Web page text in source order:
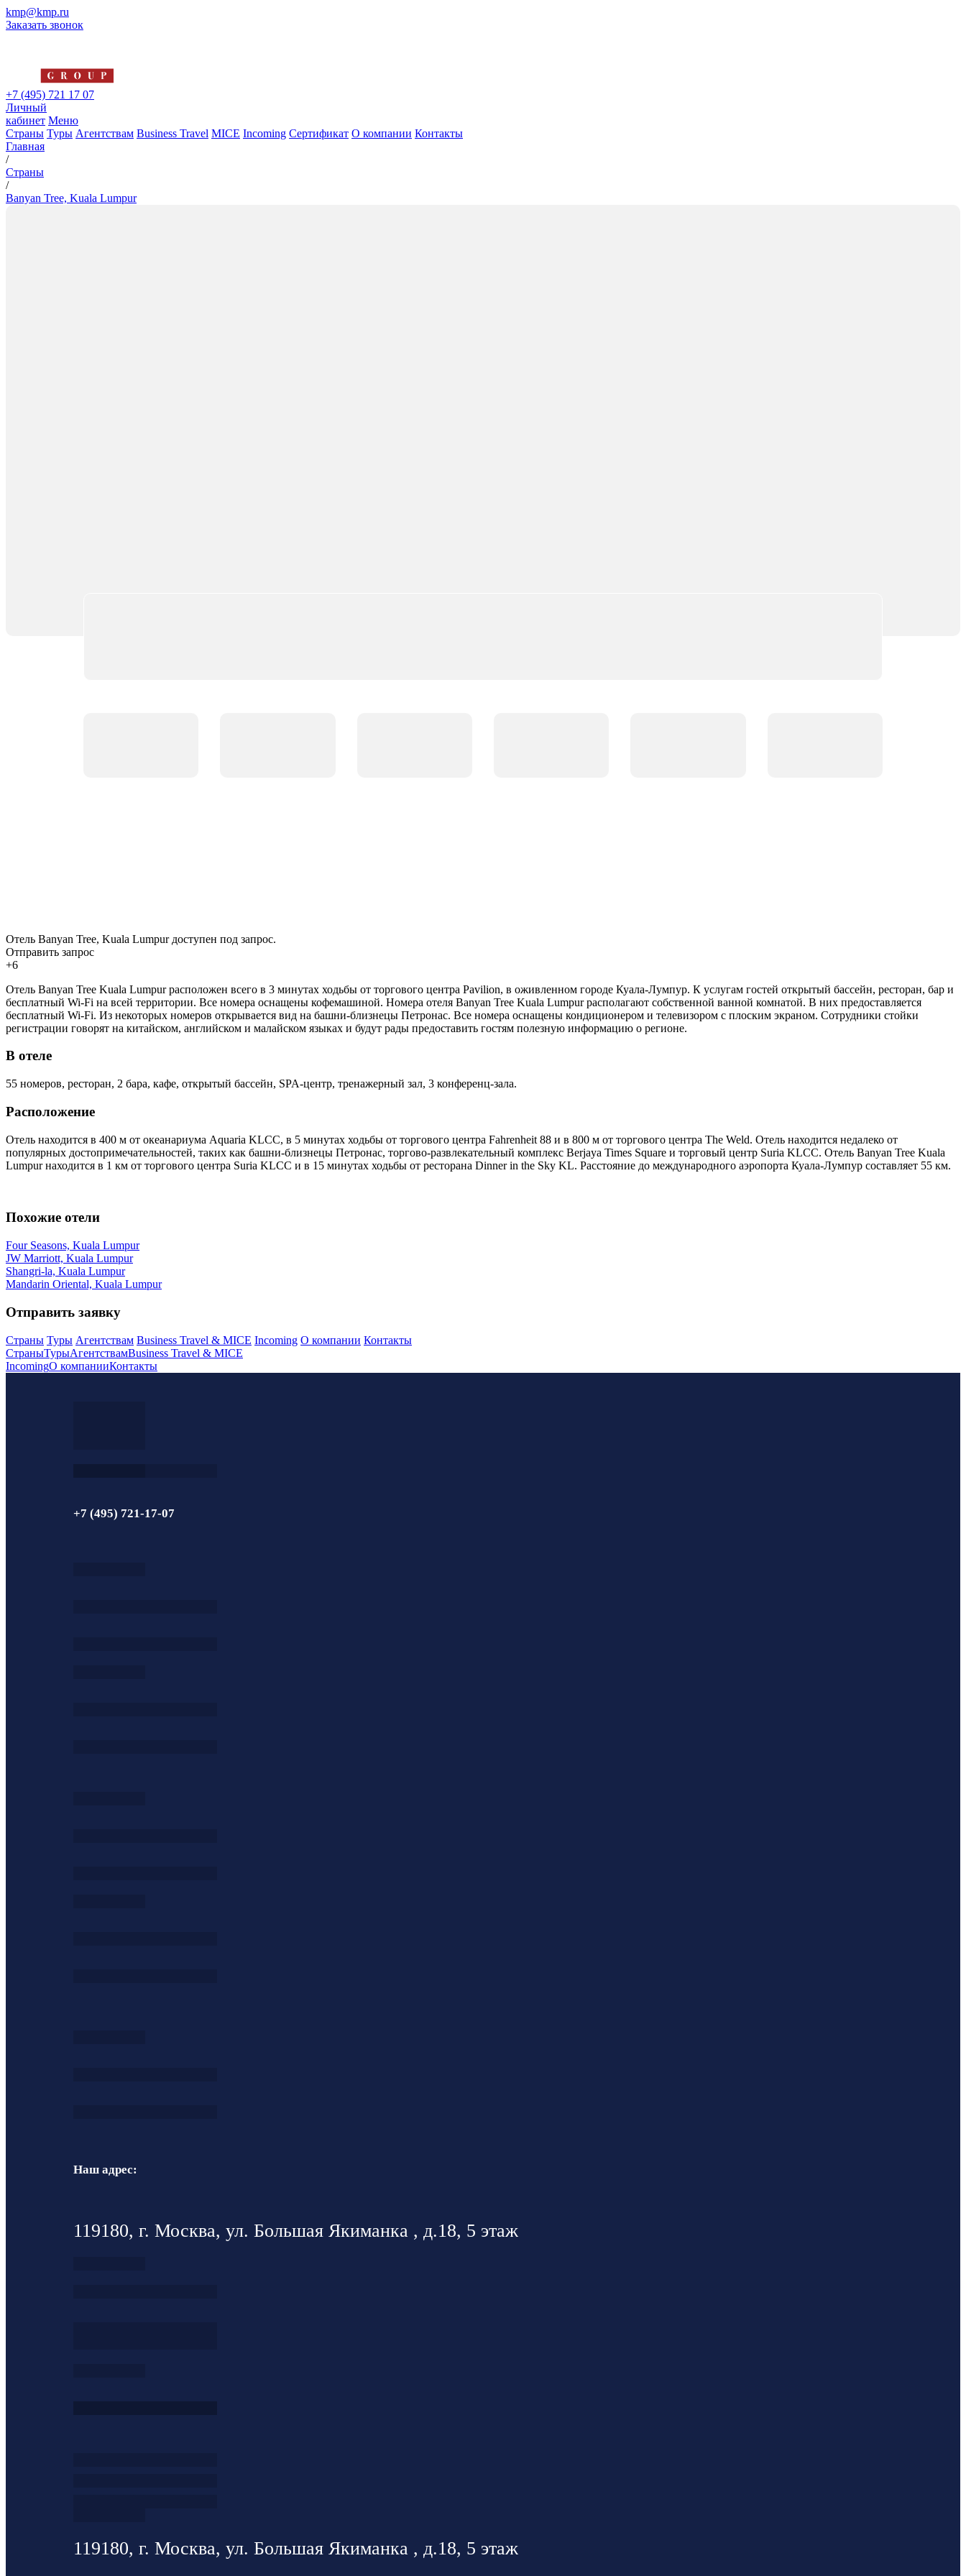
kmp@kmp.ru
Заказать звонок
+7 (495) 721 17 07
Личный
кабинет Меню
Страны Туры Агентствам Business Travel MICE Incoming Сертификат О компании Контакты
Главная
/
Страны
/
Banyan Tree, Kuala Lumpur
Отель Banyan Tree, Kuala Lumpur доступен под запрос.
Отправить запрос
+6
Отель Banyan Tree Kuala Lumpur расположен всего в 3 минутах ходьбы от торгового центра Pavilion, в оживленном городе Куала-Лумпур. К услугам гостей открытый бассейн, ресторан, бар и
бесплатный Wi-Fi на всей территории. Все номера оснащены кофемашиной. Номера отеля Banyan Tree Kuala Lumpur располагают собственной ванной комнатой. В них предоставляется
бесплатный Wi-Fi. Из некоторых номеров открывается вид на башни-близнецы Петронас. Все номера оснащены кондиционером и телевизором с плоским экраном. Сотрудники стойки
регистрации говорят на китайском, английском и малайском языках и будут рады предоставить гостям полезную информацию о регионе.
В отеле
55 номеров, ресторан, 2 бара, кафе, открытый бассейн, SPA-центр, тренажерный зал, 3 конференц-зала.
Расположение
Отель находится в 400 м от океанариума Aquaria KLCC, в 5 минутах ходьбы от торгового центра Fahrenheit 88 и в 800 м от торгового центра The Weld. Отель находится недалеко от
популярных достопримечательностей, таких как башни-близнецы Петронас, торгово-развлекательный комплекс Berjaya Times Square и торговый центр Suria KLCC. Отель Banyan Tree Kuala
Lumpur находится в 1 км от торгового центра Suria KLCC и в 15 минутах ходьбы от ресторана Dinner in the Sky KL. Расстояние до международного аэропорта Куала-Лумпур составляет 55 км.
Похожие отели
Four Seasons, Kuala Lumpur
JW Marriott, Kuala Lumpur
Shangri-la, Kuala Lumpur
Mandarin Oriental, Kuala Lumpur
Отправить заявку
Страны Туры Агентствам Business Travel & MICE Incoming О компании Контакты
СтраныТурыАгентствамBusiness Travel & MICE
IncomingО компанииКонтакты
+7 (495) 721-17-07
Наш адрес:
119180, г. Москва, ул. Большая Якиманка , д.18, 5 этаж
119180, г. Москва, ул. Большая Якиманка , д.18, 5 этаж